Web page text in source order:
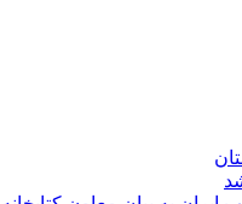
به بیان معاون کتابخانه